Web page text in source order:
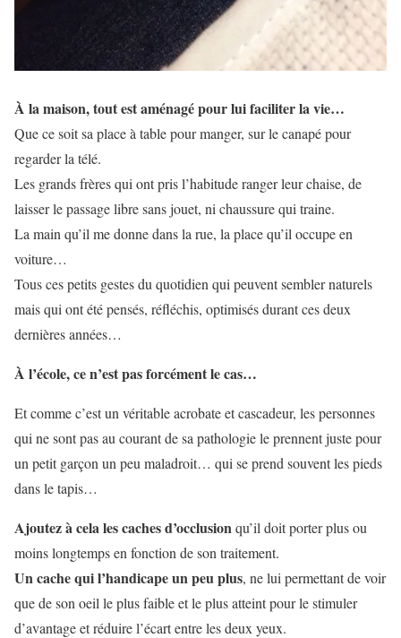
À la maison, tout est aménagé pour lui faciliter la vie…
Que ce soit sa place à table pour manger, sur le canapé pour
regarder la télé.
Les grands frères qui ont pris l’habitude ranger leur chaise, de
laisser le passage libre sans jouet, ni chaussure qui traine.
La main qu’il me donne dans la rue, la place qu’il occupe en
voiture…
Tous ces petits gestes du quotidien qui peuvent sembler naturels
mais qui ont été pensés, réfléchis, optimisés durant ces deux
dernières années…
À l’école, ce n’est pas forcément le cas…
Et comme c’est un véritable acrobate et cascadeur, les personnes
qui ne sont pas au courant de sa pathologie le prennent juste pour
un petit garçon un peu maladroit… qui se prend souvent les pieds
dans le tapis…
Ajoutez à cela les caches d’occlusionqu’il doit porter plus ou
moins longtemps en fonction de son traitement.
Un cache qui l’handicape un peu plus, ne lui permettant de voir
que de son oeil le plus faible et le plus atteint pour le stimuler
d’avantage et réduire l’écart entre les deux yeux.